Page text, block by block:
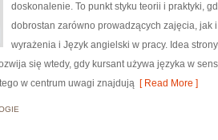
doskonalenie. To punkt styku teorii i praktyki,
dobrostan zarówno prowadzących zajęcia, jak
wyrażenia i Język angielski w pracy. Idea
się wtedy, gdy kursant używa języka w
w centrum uwagi znajdują [ Read More ]